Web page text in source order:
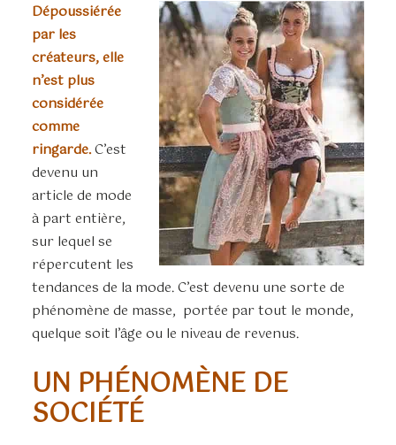
Dépoussiérée
par les
créateurs, elle
n’est plus
considérée
comme
ringarde.C’est
devenu un
article de mode
à part entière,
sur lequel se
répercutent les
tendances de la mode. C’est devenu une sorte de
phénomène de masse, portée par tout le monde,
quelque soit l’âge ou le niveau de revenus.
UN PHÉNOMÈNE DE
SOCIÉTÉ